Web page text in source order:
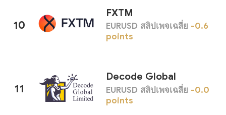
10
FXTM
EURUSD สลิปเพจเฉลี่ย -0.6
points
11
Decode Global
EURUSD สลิปเพจเฉลี่ย -0.0
points